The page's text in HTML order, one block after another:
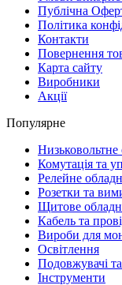
Публічна
Політика
Контакти
Повернення
Карта сайту
Виробники
Акції
Популярне
Комутація та
Релейне
Розетки та
Щитове
Кабель та
Вироби для
Освітлення
Подовжувачі
Інструменти